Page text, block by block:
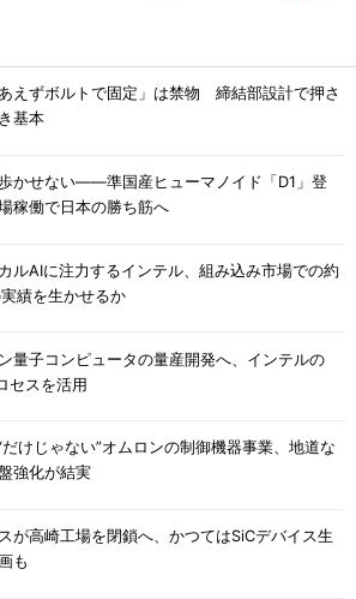
あえずボルトで固定」は禁物 締結部設計で押さ
基本
かせない――準国産ヒューマノイド「D1」登
稼働で日本の勝ち筋へ
ルAIに注力するインテル、組み込み市場での約
績を生かせるか
量子コンピュータの量産開発へ、インテルの
セスを活用
だけじゃない”オムロンの制御機器事業、地道な
強化が結実
が高崎工場を閉鎖へ、かつてはSiCデバイス生
も